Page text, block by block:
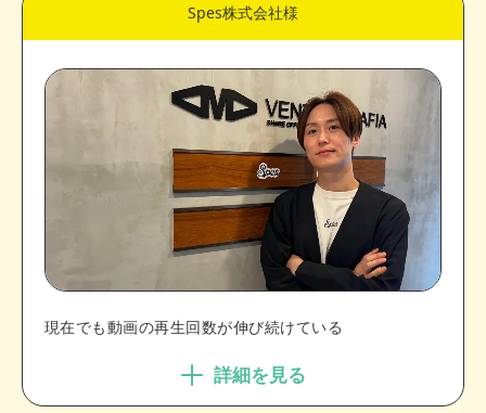
Spes株式会社様
現在でも動画の再生回数が伸び続けている
詳細を見る